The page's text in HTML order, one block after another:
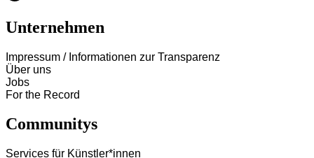
Unternehmen
Impressum / Informationen zur Transparenz
Über uns
Jobs
For the Record
Communitys
Services für Künstler*innen